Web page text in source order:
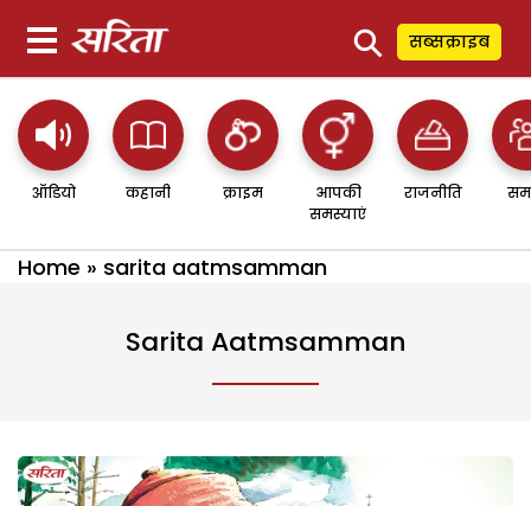
⚲ सब्सक्राइब
ऑडियो कहानी क्राइम
आपकी
समस्याएं
राजनीति
Home » sarita aatmsamman
Sarita Aatmsamman